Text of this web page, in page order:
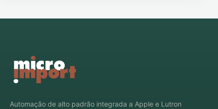
Automação de alto padrão integrada a Apple e Lutron